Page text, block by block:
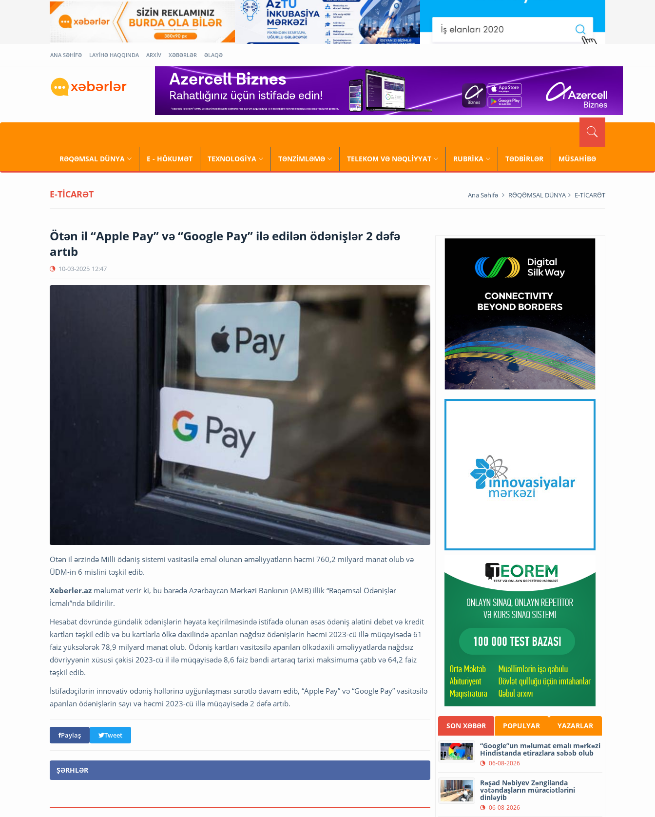
ANA SƏHİFƏ LAYİHƏ HAQQINDA ARXİV XƏBƏRLƏR ƏLAQƏ
RƏQƏMSAL DÜNYA E - HÖKUMƏT TEXNOLOGİYA TƏNZİMLƏMƏ TELEKOM VƏ NƏQLİYYAT RUBRİKA TƏDBİRLƏR MÜSAHİBƏ
E-TİCARƏT Ana Səhifə RƏQƏMSAL DÜNYA E-TİCARƏT
Ötən il “Apple Pay” və “Google Pay” ilə edilən ödənişlər 2 dəfə
artıb
10-03-2025 12:47
Ötən il ərzində Milli ödəniş sistemi vasitəsilə emal olunan əməliyyatların həcmi 760,2 milyard manat olub və
ÜDM-in 6 mislini təşkil edib.
Xeberler.az məlumat verir ki, bu barədə Azərbaycan Mərkəzi Bankının (AMB) illik “Rəqəmsal Ödənişlər
İcmalı”nda bildirilir.
Hesabat dövründə gündəlik ödənişlərin həyata keçirilməsində istifadə olunan əsas ödəniş alətini debet və kredit
kartları təşkil edib və bu kartlarla ölkə daxilində aparılan nağdsız ödənişlərin həcmi 2023-cü illə müqayisədə 61
faiz yüksələrək 78,9 milyard manat olub. Ödəniş kartları vasitəsilə aparılan ölkədaxili əməliyyatlarda nağdsız
dövriyyənin xüsusi çəkisi 2023-cü il ilə müqayisədə 8,6 faiz bəndi artaraq tarixi maksimuma çatıb və 64,2 faiz
təşkil edib.
İstifadəçilərin innovativ ödəniş həllərinə uyğunlaşması sürətlə davam edib, “Apple Pay” və “Google Pay” vasitəsilə
aparılan ödənişlərin sayı və həcmi 2023-cü illə müqayisədə 2 dəfə artıb.
Paylaş Tweet
ŞƏRHLƏR
SON XƏBƏR POPULYAR YAZARLAR
“Google”un məlumat emalı mərkəzi
Hindistanda etirazlara səbəb olub
06-08-2026
Rəşad Nəbiyev Zəngilanda
vətəndaşların müraciətlərini
dinləyib
06-08-2026